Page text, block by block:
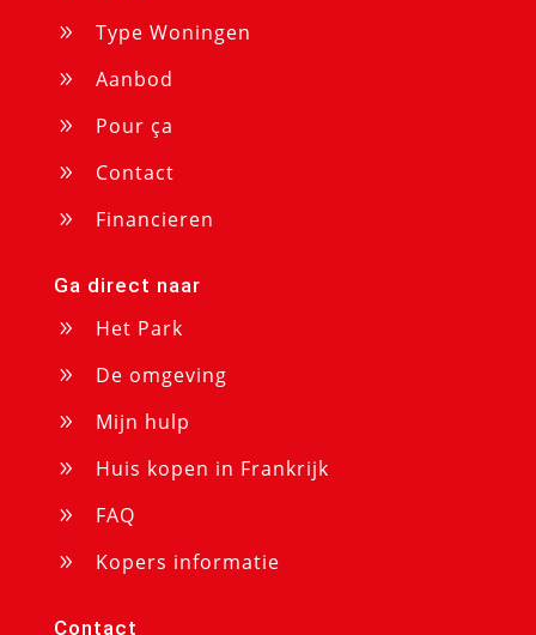
9 Type Woningen
9 Aanbod
9 Pour ça
9 Contact
9 Financieren
Ga direct naar
9
Het Park
9 De omgeving
9 Mijn hulp
9 Huis kopen in Frankrijk
9 FAQ
9 Kopers informatie
Contact